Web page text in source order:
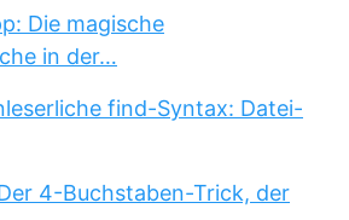
Die magische
in der…
find-Syntax: Datei-
4-Buchstaben-Trick, der